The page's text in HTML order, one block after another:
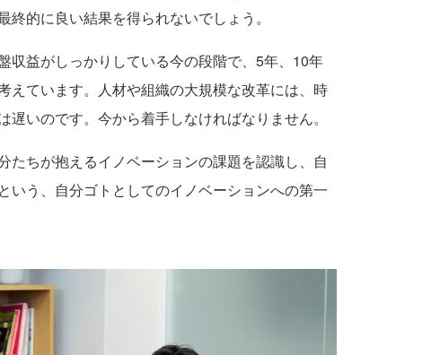
的に良い結果を得られないでしょう。
収益がしっかりしている今の段階で、5年、10年
えています。人材や組織の大規模な改革には、時
いのです。今から着手しなければなりません。
ちが抱えるイノベーションの課題を認識し、自
いう、自分ゴトとしてのイノベーションへの第一